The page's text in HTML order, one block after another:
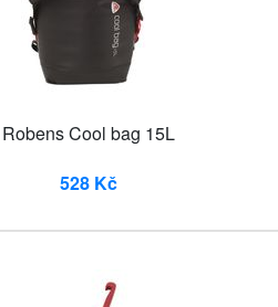
Robens Cool bag 15L
528 Kč